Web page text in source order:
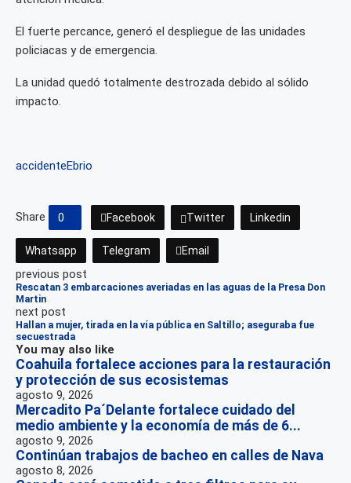
El fuerte percance, generó el despliegue de las unidades
policiacas y de emergencia.
La unidad quedó totalmente destrozada debido al sólido
impacto.
accidenteEbrio
Share 0 Facebook Twitter Linkedin
Whatsapp Telegram Email
previous post
Rescatan 3 embarcaciones averiadas en las aguas de la Presa Don
Martin
next post
Hallan a mujer, tirada en la vía pública en Saltillo; aseguraba fue
secuestrada
You may also like
Coahuila fortalece acciones para la restauración
y protección de sus ecosistemas
agosto 9, 2026
Mercadito Pa´Delante fortalece cuidado del
medio ambiente y la economía de más de 6...
agosto 9, 2026
Continúan trabajos de bacheo en calles de Nava
agosto 8, 2026